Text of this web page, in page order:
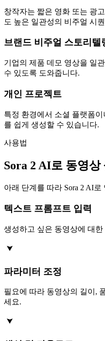
창작자는 짧은 영화 또는 광
도 높은 일관성의 비주얼 시
브랜드 비주얼 스토리텔
기업의 제품 데모 영상을 일
수 있도록 도와줍니다.
개인 프로젝트
특정 환경에서 소셜 플랫폼
를 쉽게 생성할 수 있습니다.
사용법
Sora 2 AI로 동영상
아래 단계를 따라 Sora 2 AI
텍스트 프롬프트 입력
생성하고 싶은 동영상에 대
파라미터 조정
필요에 따라 동영상의 길이,
세요.